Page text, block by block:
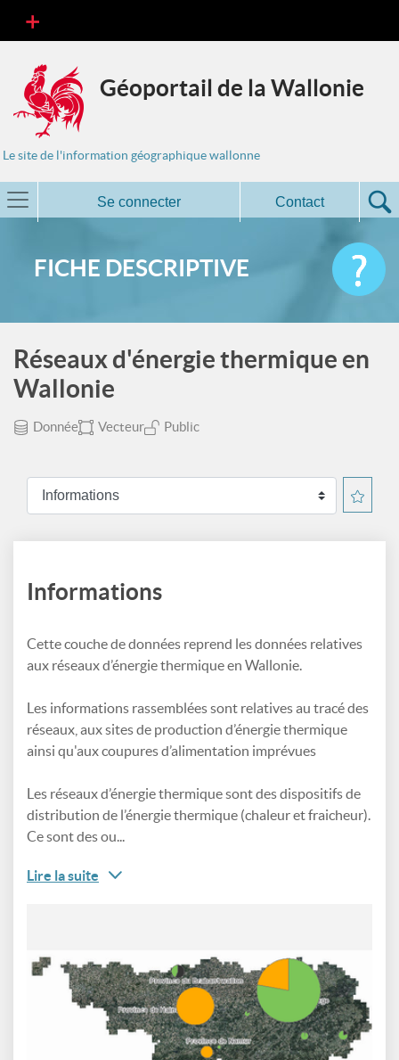
Géoportail de la Wallonie
Le site de l'information géographique wallonne
Se connecter Contact
FICHE DESCRIPTIVE
Réseaux d'énergie thermique en
Wallonie
Donnée Vecteur Public
Informations
Cette couche de données reprend les données relatives
aux réseaux d’énergie thermique en Wallonie.
Les informations rassemblées sont relatives au tracé des
réseaux, aux sites de production d’énergie thermique
ainsi qu'aux coupures d’alimentation imprévues
Les réseaux d’énergie thermique sont des dispositifs de
distribution de l’énergie thermique (chaleur et fraicheur).
Ce sont des ou...
Lire la suite